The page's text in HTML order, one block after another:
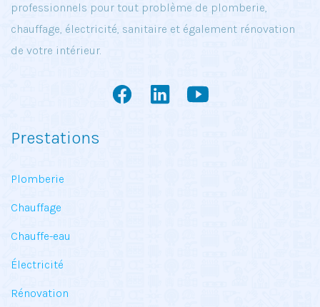
professionnels pour tout problème de plomberie,
chauffage, électricité, sanitaire et également rénovation
de votre intérieur.
Prestations
Plomberie
Chauffage
Chauffe-eau
Électricité
Rénovation